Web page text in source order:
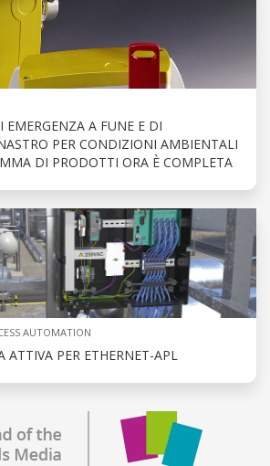
EMERGENZA A FUNE E DI
PER CONDIZIONI AMBIENTALI
DI PRODOTTI ORA È COMPLETA
AUTOMATION
ATTIVA PER ETHERNET-APL